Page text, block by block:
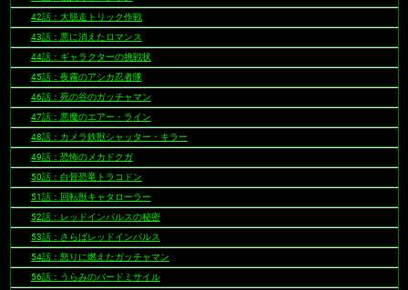
42話：大脱走トリック作戦
43話：悪に消えたロマンス
44話：ギャラクターの挑戦状
45話：夜霧のアシカ忍者隊
46話：死の谷のガッチャマン
47話：悪魔のエアー・ライン
48話：カメラ鉄獣シャッター・キラー
49話：恐怖のメカドクガ
50話：白骨恐竜トラコドン
51話：回転獣キャタローラー
52話：レッドインパルスの秘密
53話：さらばレッドインパルス
54話：怒りに燃えたガッチャマン
56話：うらみのバードミサイル